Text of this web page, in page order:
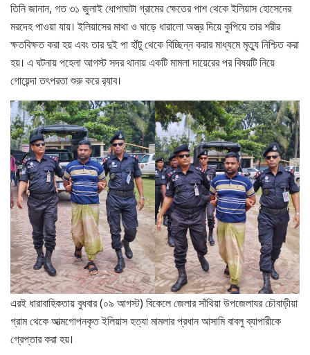
তিনি জানান, গত ৩১ জুলাই ধোপাঘাটা গ্রামের ক্ষেতের পাশ থেকে ইলিয়াস হোসেনের
মরদেহ পাওয়া যায়। ইলিয়াসের মাথা ও ঘাড়ে ধারালো অস্ত্র দিয়ে কুপিয়ে তার শরীর
ক্ষতবিক্ষত করা হয় এবং তার দুই পা হাঁটু থেকে বিচ্ছিন্ন করার মাধ্যমে মৃত্যু নিশ্চিত করা
হয়। এ ঘটনায় পহেলা আগস্ট সদর থানায় একটি মামলা দায়েরের পর বিষয়টি নিয়ে
গোয়েন্দা তৎপরতা শুরু করে র‍্যাব।
এরই ধারাবাহিকতায় বুধবার (০৯ আগস্ট) বিকেলে জেলার সাঁথিয়া উপজেলাযর চৌবাড়ীয়া
গ্রাম থেকে আত্মগোপনকৃত ইলিয়াস হত্যা মামলার প্রধান আসামি বাবলু ব্যাপারীকে
গ্রেপ্তার করা হয়।